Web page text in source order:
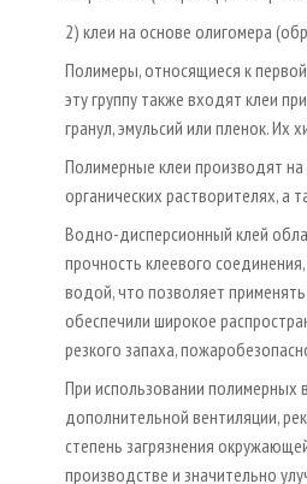
2) клеи на основе олигомера
Полимеры, относящиеся к
эту группу также входят клеи
гранул, эмульсий или пленок.
Полимерные клеи производят
органических растворителях, а
Водно-дисперсионный клей
прочность клеевого
водой, что позволяет
обеспечили широкое
резкого запаха,
При использовании
дополнительной вентиляции,
степень загрязнения
производстве и значительно